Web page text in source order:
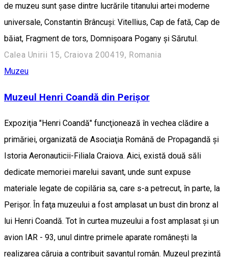
de muzeu sunt șase dintre lucrările titanului artei moderne
universale, Constantin Brâncuși: Vitellius, Cap de fată, Cap de
băiat, Fragment de tors, Domnișoara Pogany și Sărutul.
Calea Unirii 15, Craiova 200419, Romania
Muzeu
Muzeul Henri Coandă din Perișor
Expoziţia "Henri Coandă" funcţionează în vechea clădire a
primăriei, organizată de Asociaţia Română de Propagandă şi
Istoria Aeronauticii-Filiala Craiova. Aici, există două săli
dedicate memoriei marelui savant, unde sunt expuse
materiale legate de copilăria sa, care s-a petrecut, în parte, la
Perişor. În faţa muzeului a fost amplasat un bust din bronz al
lui Henri Coandă. Tot în curtea muzeului a fost amplasat şi un
avion IAR - 93, unul dintre primele aparate româneşti la
realizarea căruia a contribuit savantul român. Muzeul prezintă